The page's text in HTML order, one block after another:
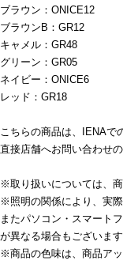
ブラウン：ONICE12
ブラウンB：GR12
キャメル：GR48
グリーン：GR05
ネイビー：ONICE6
レッド：GR18
こちらの商品は、IENAで
直接店舗へお問い合わせ
※取り扱いについては、
※照明の関係により、実
またパソコン・スマート
が異なる場合もございます
※商品の色味は、商品ア